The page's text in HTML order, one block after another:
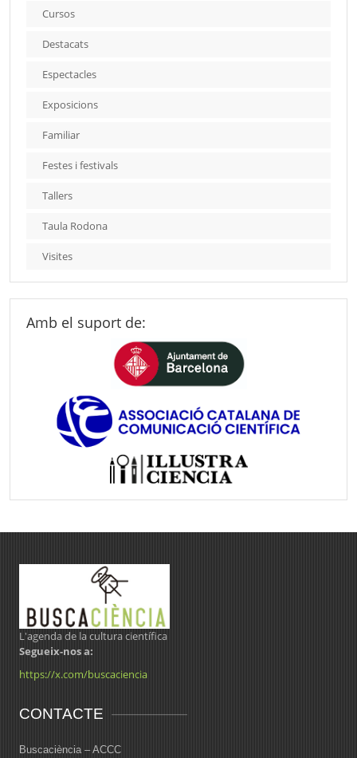
Cursos
Destacats
Espectacles
Exposicions
Familiar
Festes i festivals
Tallers
Taula Rodona
Visites
Amb el suport de:
L'agenda de la cultura científica
Segueix-nos a:
https://x.com/buscaciencia
CONTACTE
Buscaciència – ACCC